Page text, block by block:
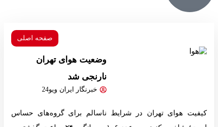
صفحه اصلی
وضعیت هوای تهران
نارنجی شد
خبرنگار ایران ویو24
کیفیت هوای تهران در شرایط ناسالم برای گروه‌های حساس